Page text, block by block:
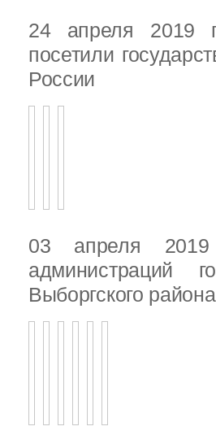
24 апреля 2019
посетили
России
03 апреля
администраций
Выборгского района